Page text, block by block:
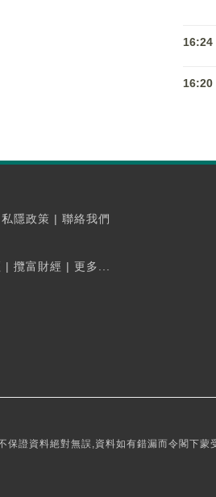
16:24
16:20
私隱政策 | 聯絡我們
| 攬富財經 | 更多...
證資料絕對無誤,資料如有錯漏而令閣下蒙